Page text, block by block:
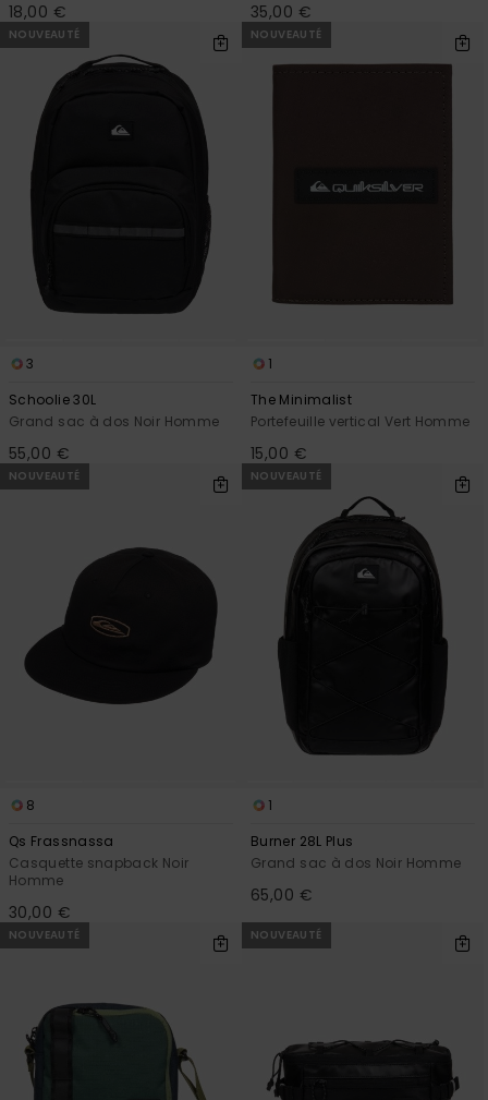
18,00 € 35,00 €
NOUVEAUTÉ
3
Schoolie 30L
Grand sac à dos Noir Homme
55,00 €
NOUVEAUTÉ
1
The Minimalist
Portefeuille vertical Vert Homme
15,00 €
NOUVEAUTÉ
8
Qs Frassnassa
Casquette snapback Noir
Homme
30,00 €
NOUVEAUTÉ
1
Burner 28L Plus
Grand sac à dos Noir Homme
65,00 €
NOUVEAUTÉ NOUVEAUTÉ